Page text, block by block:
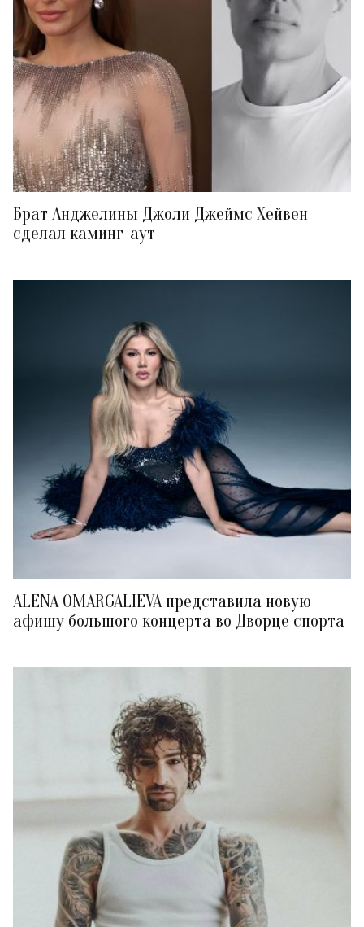
Брат Анджелины Джоли Джеймс Хейвен
сделал каминг-аут
ALENA OMARGALIEVA представила новую
афишу большого концерта во Дворце спорта